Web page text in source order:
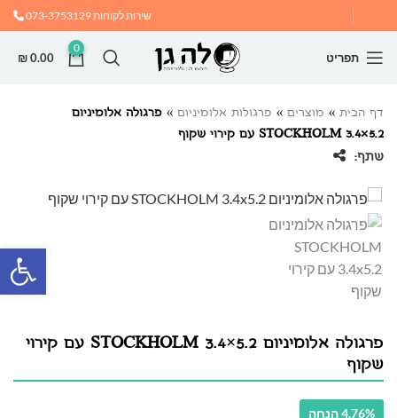
שירות לקוחות073-3753129
תפריט
0
₪0.00
דף הבית » מוצרים » פרגולות אלומיניום » פרגולה אלומיניום
STOCKHOLM 3.4×5.2 עם קירוי שקוף
שתף:
פרגולה אלומיניום STOCKHOLM 3.4×5.2 עם קירוי
שקוף
4.76% הנחה